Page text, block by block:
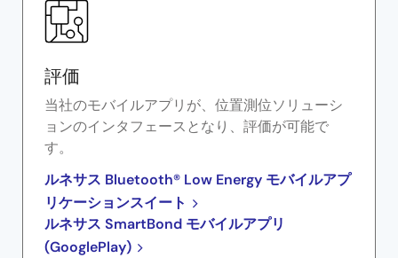
評価
当社のモバイルアプリが、位置測位ソリューシ
ョンのインタフェースとなり、評価が可能で
す。
ルネサス Bluetooth® Low Energy モバイルアプ
リケーションスイート
ルネサス SmartBond モバイルアプリ
(GooglePlay)